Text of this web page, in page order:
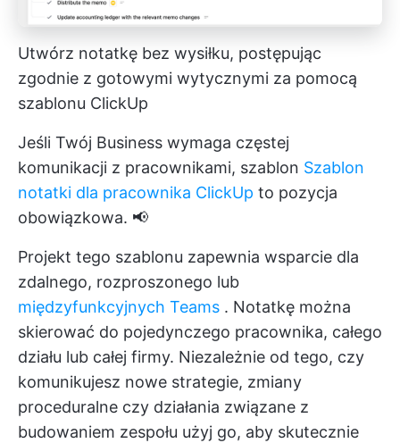
Utwórz notatkę bez wysiłku, postępując
zgodnie z gotowymi wytycznymi za pomocą
szablonu ClickUp
Jeśli Twój Business wymaga częstej
komunikacji z pracownikami, szablon Szablon
notatki dla pracownika ClickUp to pozycja
obowiązkowa. 📢
Projekt tego szablonu zapewnia wsparcie dla
zdalnego, rozproszonego lub
międzyfunkcyjnych Teams . Notatkę można
skierować do pojedynczego pracownika, całego
działu lub całej firmy. Niezależnie od tego, czy
komunikujesz nowe strategie, zmiany
proceduralne czy działania związane z
budowaniem zespołu użyj go, aby skutecznie